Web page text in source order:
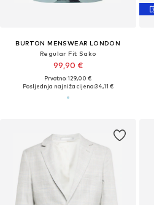
BURTON MENSWEAR LONDON
Regular Fit Sako
99,90 €
Prvotno: 129,00 €
Posljednja najniža cijena:34,11 €